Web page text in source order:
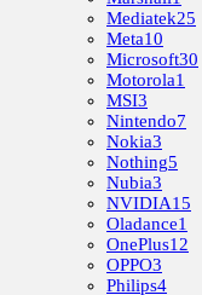
Mediatek25
Meta10
Microsoft30
Motorola1
MSI3
Nintendo7
Nokia3
Nothing5
Nubia3
NVIDIA15
Oladance1
OnePlus12
OPPO3
Philips4